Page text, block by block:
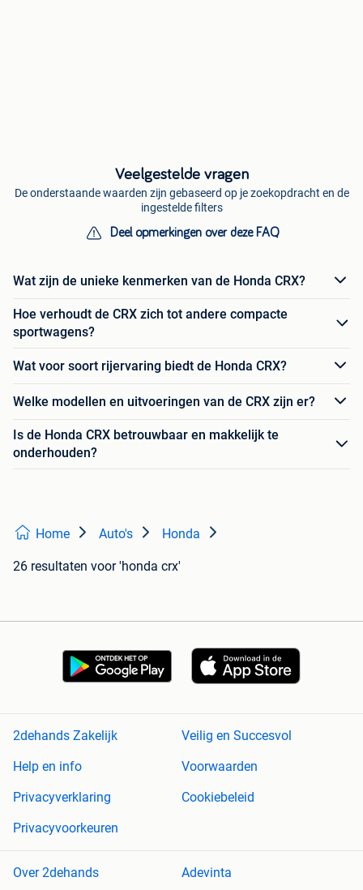
Veelgestelde vragen
De onderstaande waarden zijn gebaseerd op je zoekopdracht en de
ingestelde filters
Deel opmerkingen over deze FAQ
Wat zijn de unieke kenmerken van de Honda CRX?
Hoe verhoudt de CRX zich tot andere compacte
sportwagens?
Wat voor soort rijervaring biedt de Honda CRX?
Welke modellen en uitvoeringen van de CRX zijn er?
Is de Honda CRX betrouwbaar en makkelijk te
onderhouden?
Home Auto's Honda
26 resultaten voor 'honda crx'
2dehands Zakelijk
Veilig en Succesvol
Help en info
Voorwaarden
Privacyverklaring
Cookiebeleid
Privacyvoorkeuren
Over 2dehands Adevinta